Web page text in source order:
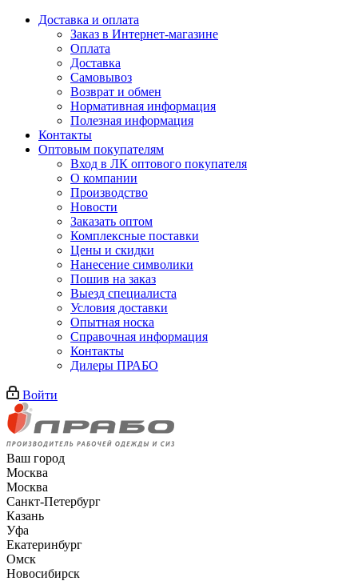
Доставка и оплата
Заказ в Интернет-магазине
Оплата
Доставка
Самовывоз
Возврат и обмен
Нормативная информация
Полезная информация
Контакты
Оптовым покупателям
Вход в ЛК оптового покупателя
О компании
Производство
Новости
Заказать оптом
Комплексные поставки
Цены и скидки
Нанесение символики
Пошив на заказ
Выезд специалиста
Условия доставки
Опытная носка
Справочная информация
Контакты
Дилеры ПРАБО
Войти
Ваш город
Москва
Москва
Санкт-Петербург
Казань
Уфа
Екатеринбург
Омск
Новосибирск